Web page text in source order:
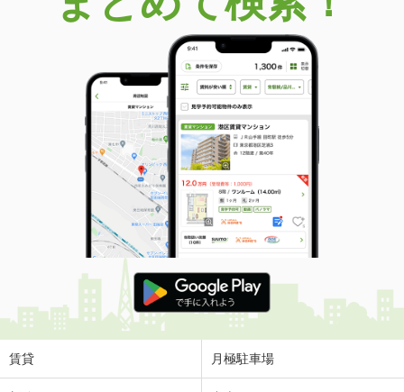
賃貸 月極駐車場